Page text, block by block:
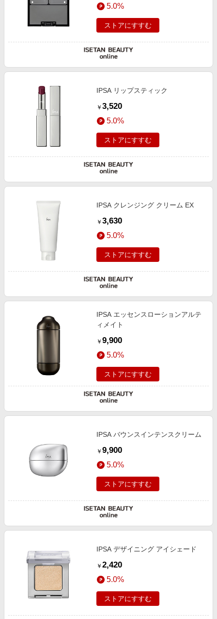
5.0%
ストアにすすむ
IPSA リップスティック
￥ 3,520
5.0%
ストアにすすむ
IPSA クレンジング クリーム EX
￥ 3,630
5.0%
ストアにすすむ
IPSA エッセンスローションアルテ
ィメイト
￥ 9,900
5.0%
ストアにすすむ
IPSA バウンスインテンスクリーム
￥ 9,900
5.0%
ストアにすすむ
IPSA デザイニング アイシェード
￥ 2,420
5.0%
ストアにすすむ